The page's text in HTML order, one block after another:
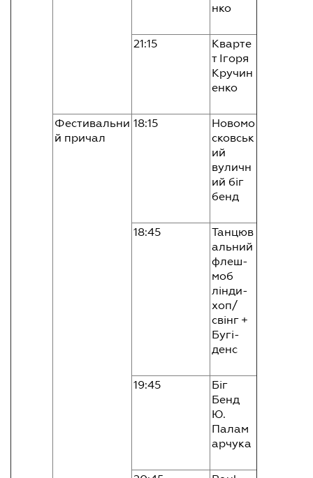
нко
21:15
Кварте
т Ігоря
Кручин
енко
Фестивальни
й причал
18:15
Новомо
сковськ
ий
вуличн
ий біг
бенд
18:45
Танцюв
альний
флеш-
моб
лінди-
хоп/
свінг +
Бугі-
денс
19:45
Біг
Бенд
Ю.
Палам
арчука